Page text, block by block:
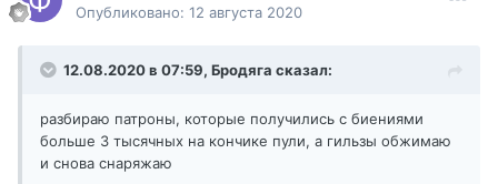
Опубликовано: 12 августа 2020
12.08.2020 в 07:59, Бродяга сказал:
разбираю патроны, которые получились с биениями
больше 3 тысячных на кончике пули, а гильзы обжимаю
и снова снаряжаю